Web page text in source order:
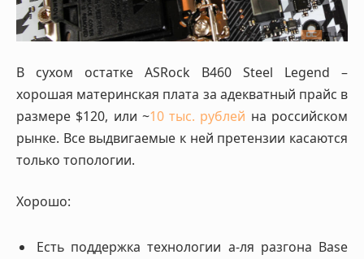
В сухом остатке ASRock B460 Steel Legend –
хорошая материнская плата за адекватный прайс в
размере $120, или ~10 тыс. рублей на российском
рынке. Все выдвигаемые к ней претензии касаются
только топологии.
Хорошо:
Есть поддержка технологии а-ля разгона Base